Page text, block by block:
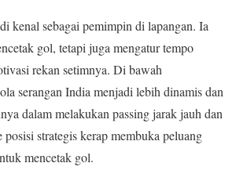
kenal sebagai pemimpin di lapangan. Ia
gol, tetapi juga mengatur tempo
rekan setimnya. Di bawah
serangan India menjadi lebih dinamis dan
dalam melakukan passing jarak jauh dan
strategis kerap membuka peluang
mencetak gol.